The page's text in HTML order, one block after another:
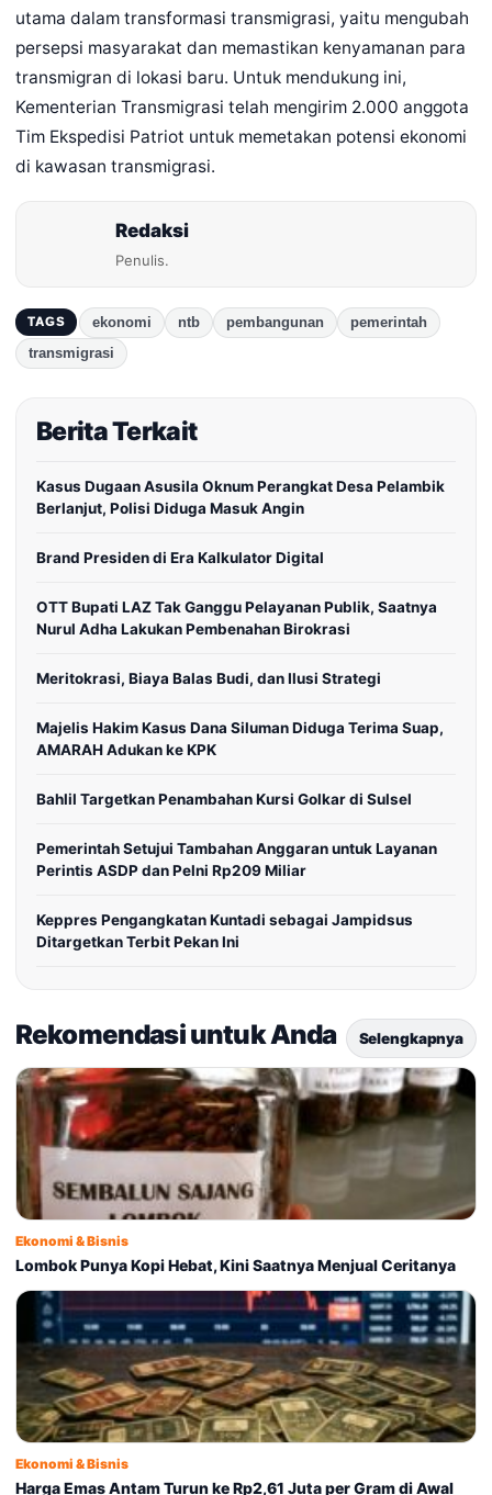
utama dalam transformasi transmigrasi, yaitu mengubah
persepsi masyarakat dan memastikan kenyamanan para
transmigran di lokasi baru. Untuk mendukung ini,
Kementerian Transmigrasi telah mengirim 2.000 anggota
Tim Ekspedisi Patriot untuk memetakan potensi ekonomi
di kawasan transmigrasi.
Redaksi
Penulis.
TAGS ekonomi ntb pembangunan
pemerintah
transmigrasi
Berita Terkait
Kasus Dugaan Asusila Oknum Perangkat Desa Pelambik
Berlanjut, Polisi Diduga Masuk Angin
Brand Presiden di Era Kalkulator Digital
OTT Bupati LAZ Tak Ganggu Pelayanan Publik, Saatnya
Nurul Adha Lakukan Pembenahan Birokrasi
Meritokrasi, Biaya Balas Budi, dan Ilusi Strategi
Majelis Hakim Kasus Dana Siluman Diduga Terima Suap,
AMARAH Adukan ke KPK
Bahlil Targetkan Penambahan Kursi Golkar di Sulsel
Pemerintah Setujui Tambahan Anggaran untuk Layanan
Perintis ASDP dan Pelni Rp209 Miliar
Keppres Pengangkatan Kuntadi sebagai Jampidsus
Ditargetkan Terbit Pekan Ini
Rekomendasi untuk Anda Selengkapnya
Ekonomi & Bisnis
Lombok Punya Kopi Hebat, Kini Saatnya Menjual Ceritanya
Ekonomi & Bisnis
Harga Emas Antam Turun ke Rp2,61 Juta per Gram di Awal